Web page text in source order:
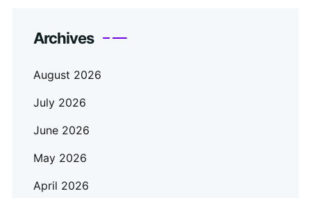
Archives
August 2026
July 2026
June 2026
May 2026
April 2026